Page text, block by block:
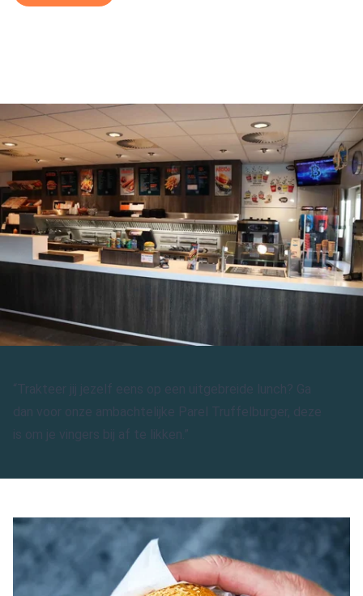
“Trakteer jij jezelf eens op een uitgebreide lunch? Ga
dan voor onze ambachtelijke Parel Truffelburger, deze
is om je vingers bij af te likken.”